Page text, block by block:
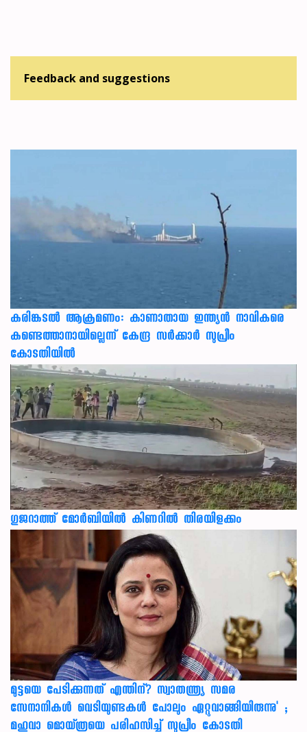
Feedback and suggestions
കരിങ്കടൽ ആക്രമണം: കാണാതായ ഇന്ത്യൻ നാവികരെ
കണ്ടെത്താനായില്ലെന്ന് കേന്ദ്ര സർക്കാർ സുപ്രീം
കോടതിയിൽ
ഗുജറാത്ത് മോർബിയിൽ കിണറിൽ തിരയിളക്കം
മുട്ടയെ പേടിക്കുന്നത് എന്തിന്? സ്വാതന്ത്ര്യ സമര
സേനാനികൾ വെടിയുണ്ടകൾ പോലും ഏറ്റുവാങ്ങിയിരുന്നു' ;
മഹുവാ മൊയ്ത്രയെ പരിഹസിച്ച് സുപ്രീം കോടതി